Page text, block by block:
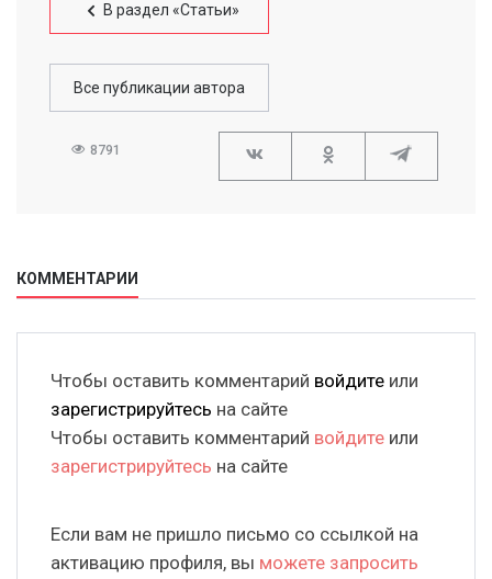
В раздел «Статьи»
Все публикации автора
8791
КОММЕНТАРИИ
Чтобы оставить комментарий войдите или
зарегистрируйтесь на сайте
Чтобы оставить комментарий войдите или
зарегистрируйтесь на сайте
Если вам не пришло письмо со ссылкой на
активацию профиля, вы можете запросить